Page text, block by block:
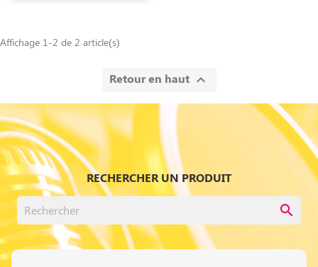
Affichage 1-2 de 2 article(s)
Retour en haut 
RECHERCHER UN PRODUIT
search